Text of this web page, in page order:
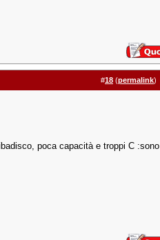
#18 (permalink)
poca capacità e troppi C :sono